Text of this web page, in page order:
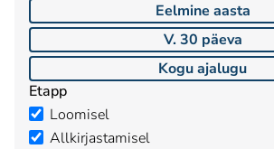
Eelmine aasta
V. 30 päeva
Kogu ajalugu
Etapp
Loomisel
Allkirjastamisel